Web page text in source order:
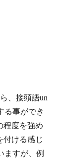
、接頭語un
る事ができ
程度を強め
付ける感じ
ますが、例